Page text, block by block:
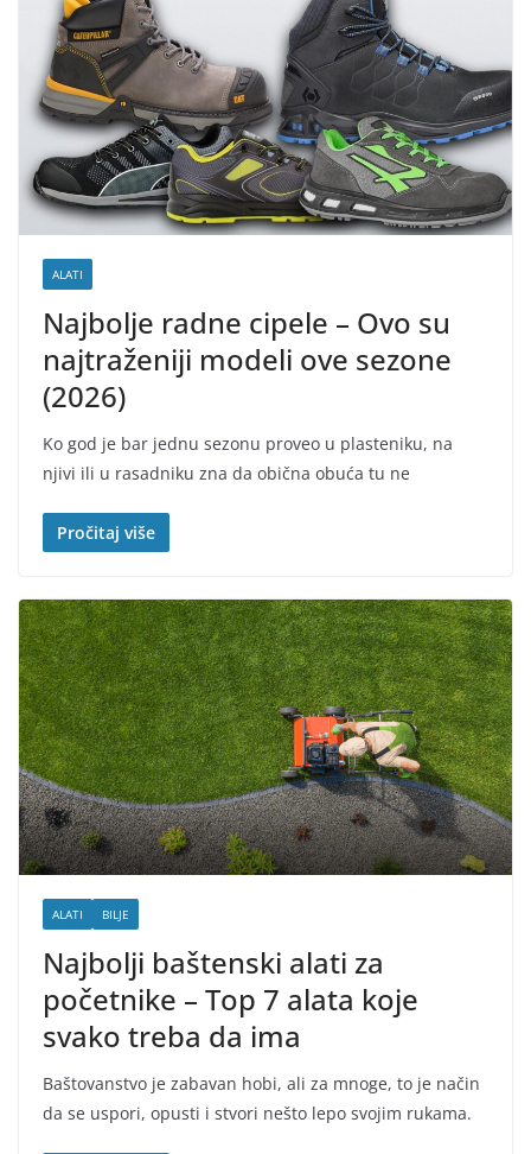
ALATI
Najbolje radne cipele – Ovo su
najtraženiji modeli ove sezone
(2026)
Ko god je bar jednu sezonu proveo u plasteniku, na
njivi ili u rasadniku zna da obična obuća tu ne
Pročitaj više
ALATI BILJE
Najbolji baštenski alati za
početnike – Top 7 alata koje
svako treba da ima
Baštovanstvo je zabavan hobi, ali za mnoge, to je način
da se uspori, opusti i stvori nešto lepo svojim rukama.